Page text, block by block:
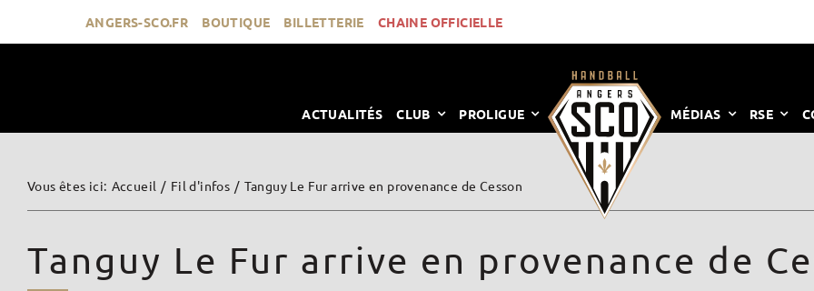
ANGERS-SCO.FR BOUTIQUE BILLETTERIE CHAINE OFFICIELLE
ACTUALITÉS CLUB PROLIGUE MÉDIAS RSE
Vous êtes ici: Accueil / Fil d'infos / Tanguy Le Fur arrive en provenance de Cesson
Tanguy Le Fur arrive en provenance de